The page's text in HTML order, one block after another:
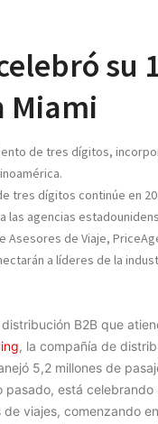
su
Miami
de tres dígitos,
tres dígitos continúe en
las agencias
Asesores de Viaje,
a líderes de la
B2B que
, la compañía de
5,2 millones de
está
viajes, comenzando